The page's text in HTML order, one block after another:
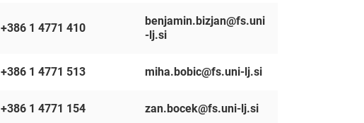
+386 1 4771 410
benjamin.bizjan@fs.uni
-lj.si
+386 1 4771 513 miha.bobic@fs.uni-lj.si
+386 1 4771 154 zan.bocek@fs.uni-lj.si